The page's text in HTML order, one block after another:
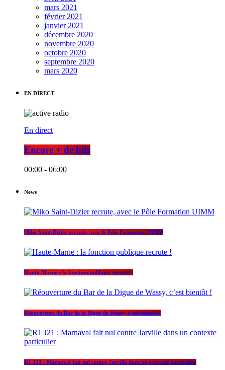
mars 2021
février 2021
janvier 2021
décembre 2020
novembre 2020
octobre 2020
septembre 2020
mars 2020
EN DIRECT
En direct
Encore + de hits
00:00 - 06:00
News
Miko Saint-Dizier recrute, avec le Pôle Formation UIMM
Haute-Marne : la fonction publique recrute !
Réouverture du Bar de la Digue de Wassy, c’est bientôt !
R1 J21 : Marnaval fait nul contre Jarville dans un contexte particulier